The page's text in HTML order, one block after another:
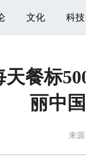
文化 科技
餐标
丽中
来源